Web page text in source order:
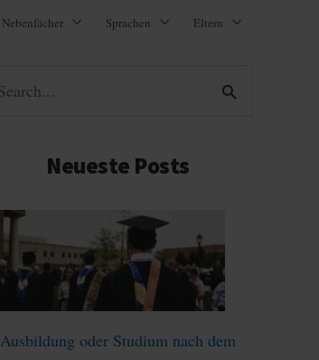
Nebenfächer Sprachen Eltern
Neueste Posts
Ausbildung oder Studium nach dem